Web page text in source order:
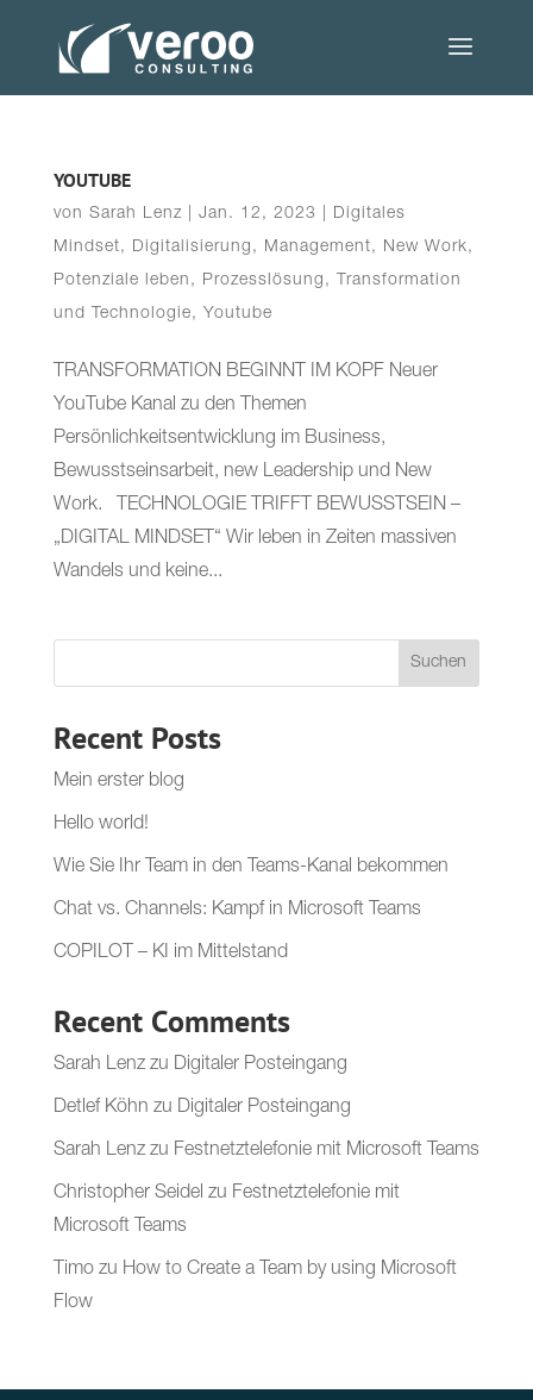
YOUTUBE
von Sarah Lenz| Jan. 12, 2023
Digitales
Mindset, Digitalisierung , Management, New Work,
Potenziale leben , Prozesslösung ,
Transformation
und Technologie, Youtube
TRANSFORMATION BEGINNT IM KOPF Neuer
YouTube Kanal zu den Themen
Persönlichkeitsentwicklung im Business,
Bewusstseinsarbeit, new Leadership und New
Work. TECHNOLOGIE TRIFFT BEWUSSTSEIN –
„DIGITAL MINDSET“ Wir leben in Zeiten massiven
Wandels und keine...
Suchen
Recent Posts
Mein erster blog
Hello world!
Wie Sie Ihr Team in den Teams-Kanal bekommen
Chat vs. Channels: Kampf in Microsoft Teams
COPILOT – KI im Mittelstand
Recent Comments
Sarah Lenzzu Digitaler Posteingang
Detlef Köhn zu Digitaler Posteingang
Sarah Lenzzu Festnetztelefonie mit Microsoft Teams
Christopher Seidel zu Festnetztelefonie mit
Microsoft Teams
Timozu How to Create a Team by using Microsoft
Flow